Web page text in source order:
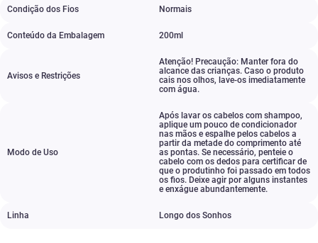
Condição dos Fios Normais
Conteúdo da Embalagem 200ml
Avisos e Restrições
Atenção! Precaução: Manter fora do
alcance das crianças. Caso o produto
cais nos olhos, lave-os imediatamente
com água.
Modo de Uso
Após lavar os cabelos com shampoo,
aplique um pouco de condicionador
nas mãos e espalhe pelos cabelos a
partir da metade do comprimento até
as pontas. Se necessário, penteie o
cabelo com os dedos para certificar de
que o produtinho foi passado em todos
os fios. Deixe agir por alguns instantes
e enxágue abundantemente.
Linha Longo dos Sonhos